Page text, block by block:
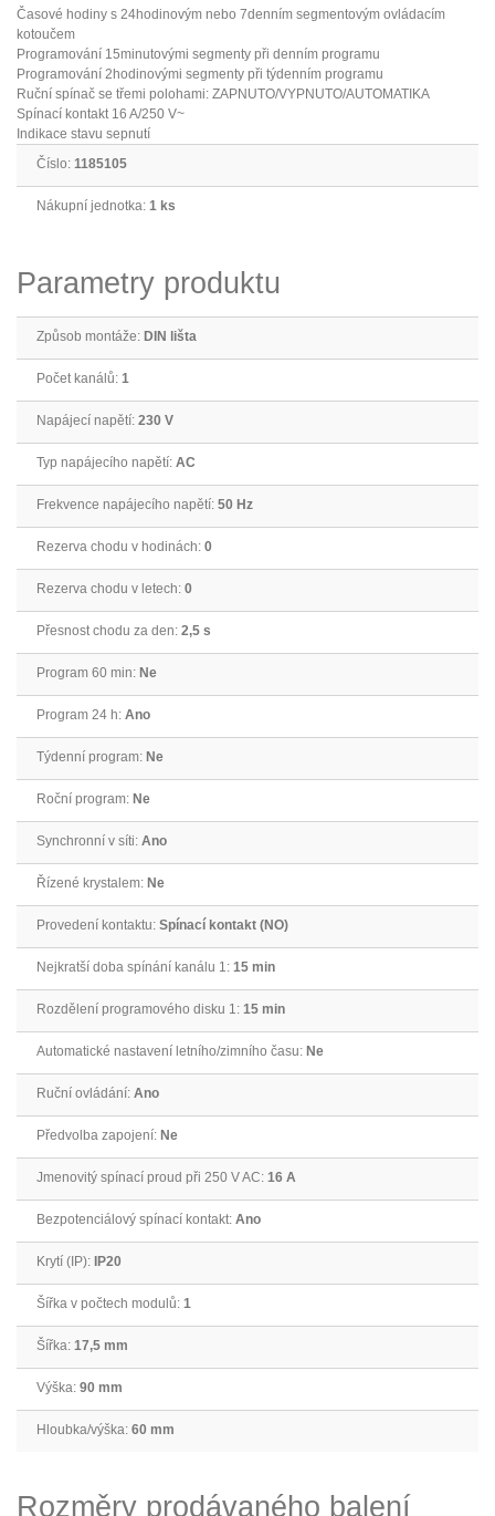
Časové hodiny s 24hodinovým nebo 7denním segmentovým ovládacím
kotoučem
Programování 15minutovými segmenty při denním programu
Programování 2hodinovými segmenty při týdenním programu
Ruční spínač se třemi polohami: ZAPNUTO/VYPNUTO/AUTOMATIKA
Spínací kontakt 16 A/250 V~
Indikace stavu sepnutí
Číslo: 1185105
Nákupní jednotka: 1 ks
Parametry produktu
Způsob montáže: DIN lišta
Počet kanálů: 1
Napájecí napětí: 230 V
Typ napájecího napětí: AC
Frekvence napájecího napětí: 50 Hz
Rezerva chodu v hodinách: 0
Rezerva chodu v letech: 0
Přesnost chodu za den: 2,5 s
Program 60 min: Ne
Program 24 h: Ano
Týdenní program: Ne
Roční program: Ne
Synchronní v síti: Ano
Řízené krystalem: Ne
Provedení kontaktu: Spínací kontakt (NO)
Nejkratší doba spínání kanálu 1: 15 min
Rozdělení programového disku 1: 15 min
Automatické nastavení letního/zimního času: Ne
Ruční ovládání: Ano
Předvolba zapojení: Ne
Jmenovitý spínací proud při 250 V AC: 16 A
Bezpotenciálový spínací kontakt: Ano
Krytí (IP): IP20
Šířka v počtech modulů: 1
Šířka: 17,5 mm
Výška: 90 mm
Hloubka/výška: 60 mm
Rozměry prodávaného balení